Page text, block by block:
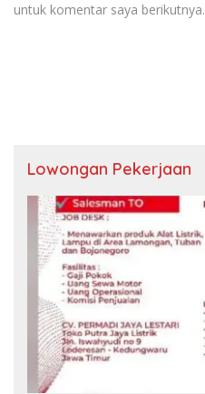
untuk komentar saya berikutnya.
Lowongan Pekerjaan